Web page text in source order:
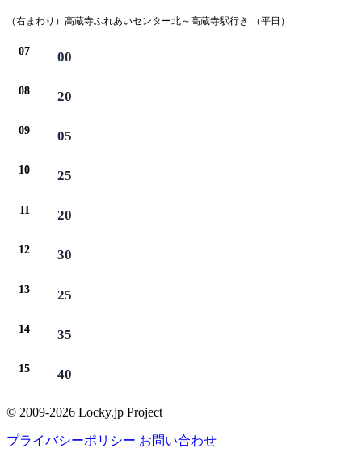
（右まわり）高蔵寺ふれあいセンター北～高蔵寺駅行き （平日）
07 00
08 20
09 05
10 25
11 20
12 30
13 25
14 35
15 40
© 2009-2026 Locky.jp Project
プライバシーポリシー お問い合わせ